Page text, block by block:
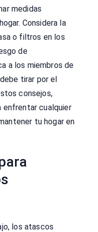
medidas
Considera la
o filtros en los
de
a los miembros de
tirar por el
consejos,
enfrentar cualquier
tu hogar en
los atascos